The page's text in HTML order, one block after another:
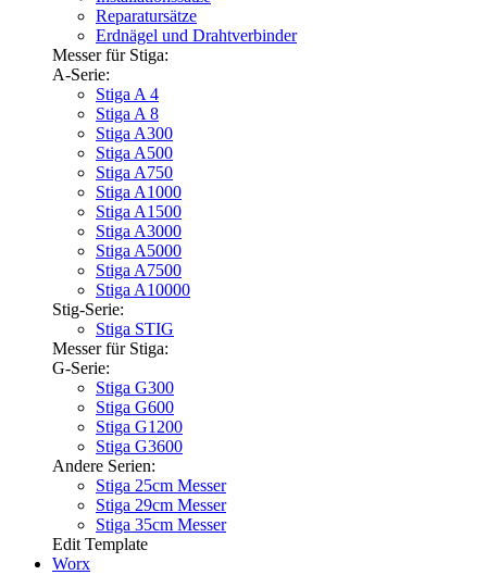
Reparatursätze
Erdnägel und Drahtverbinder
Messer für Stiga:
A-Serie:
Stiga A 4
Stiga A 8
Stiga A300
Stiga A500
Stiga A750
Stiga A1000
Stiga A1500
Stiga A3000
Stiga A5000
Stiga A7500
Stiga A10000
Stig-Serie:
Stiga STIG
Messer für Stiga:
G-Serie:
Stiga G300
Stiga G600
Stiga G1200
Stiga G3600
Andere Serien:
Stiga 25cm Messer
Stiga 29cm Messer
Stiga 35cm Messer
Edit Template
Worx